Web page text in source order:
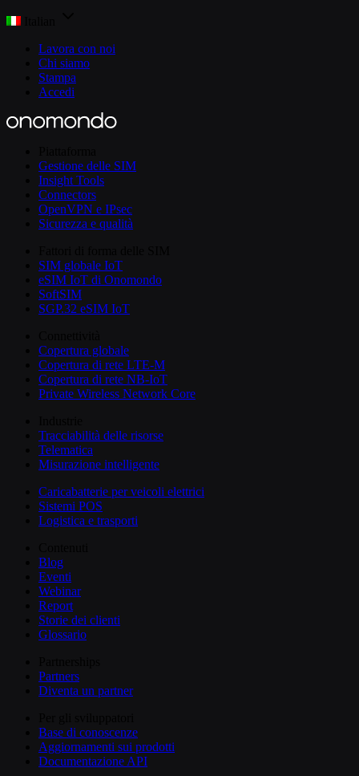
Lavora con noi
Chi siamo
Stampa
Accedi
Gestione delle SIM
Insight Tools
Connectors
OpenVPN e IPsec
Sicurezza e qualità
SIM globale IoT
eSIM IoT di Onomondo
SoftSIM
SGP.32 eSIM IoT
Copertura globale
Copertura di rete LTE-M
Copertura di rete NB-IoT
Private Wireless Network Core
Tracciabilità delle risorse
Telematica
Misurazione intelligente
Caricabatterie per veicoli elettrici
Sistemi POS
Logistica e trasporti
Blog
Eventi
Webinar
Report
Storie dei clienti
Glossario
Partners
Diventa un partner
Base di conoscenze
Aggiornamenti sui prodotti
Documentazione API